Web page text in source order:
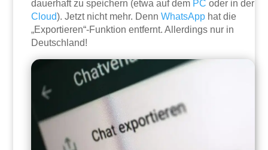
dauerhaft zu speichern (etwa auf dem PC oder in der
Cloud). Jetzt nicht mehr. DennWhatsApp hat die
„Exportieren“-Funktion entfernt. Allerdings nur in
Deutschland!